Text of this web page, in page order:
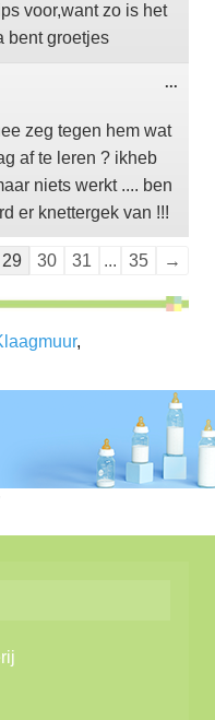
voor,want zo is het
bent groetjes
zeg tegen hem wat
af te leren ? ikheb
niets werkt .... ben
er knettergek van !!!
...
29 30 31 ... 35 →
,